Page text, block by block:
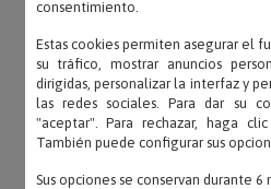
consentimiento.
Estas cookies permiten asegurar el
su tráfico, mostrar anuncios
dirigidas, personalizar la interfaz y
las redes sociales. Para dar su
"aceptar". Para rechazar, haga
También puede configurar sus
Sus opciones se conservan durante